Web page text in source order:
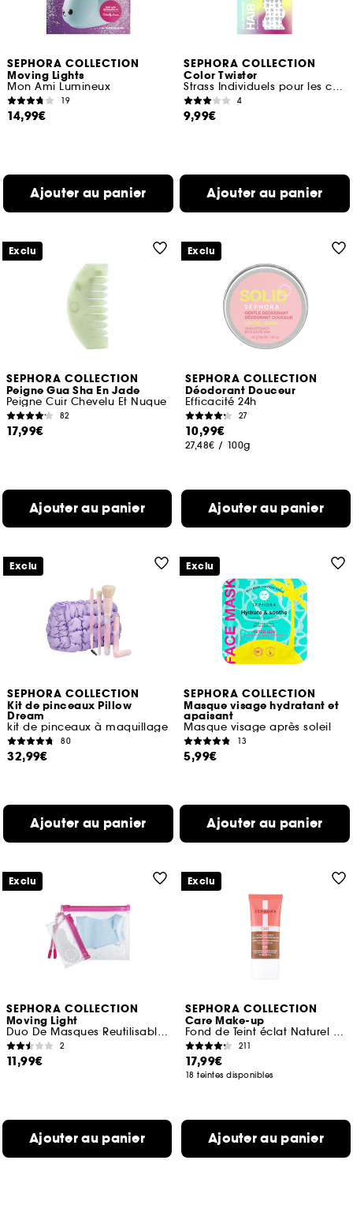
SEPHORA COLLECTION
Moving Lights
Mon Ami Lumineux
19
14,99€
Ajouter au panier
SEPHORA COLLECTION
Color Twister
Strass Individuels pour les cheveux
4
9,99€
Ajouter au panier
SEPHORA COLLECTION
Peigne Gua Sha En Jade
Peigne Cuir Chevelu Et Nuque
82
17,99€
Ajouter au panier
Exclu
SEPHORA COLLECTION
Déodorant Douceur
Efficacité 24h
27
10,99€
27,48€ / 100g
Ajouter au panier
Exclu
SEPHORA COLLECTION
Kit de pinceaux Pillow
Dream
kit de pinceaux à maquillage
80
32,99€
Ajouter au panier
Exclu
SEPHORA COLLECTION
Masque visage hydratant et
apaisant
Masque visage après soleil
13
5,99€
Ajouter au panier
Exclu
SEPHORA COLLECTION
Moving Light
Duo De Masques Reutilisables
2
11,99€
Ajouter au panier
Exclu
SEPHORA COLLECTION
Care Make-up
Fond de Teint éclat Naturel + Hydratation 10 h
211
17,99€
18 teintes disponibles
Ajouter au panier
Exclu